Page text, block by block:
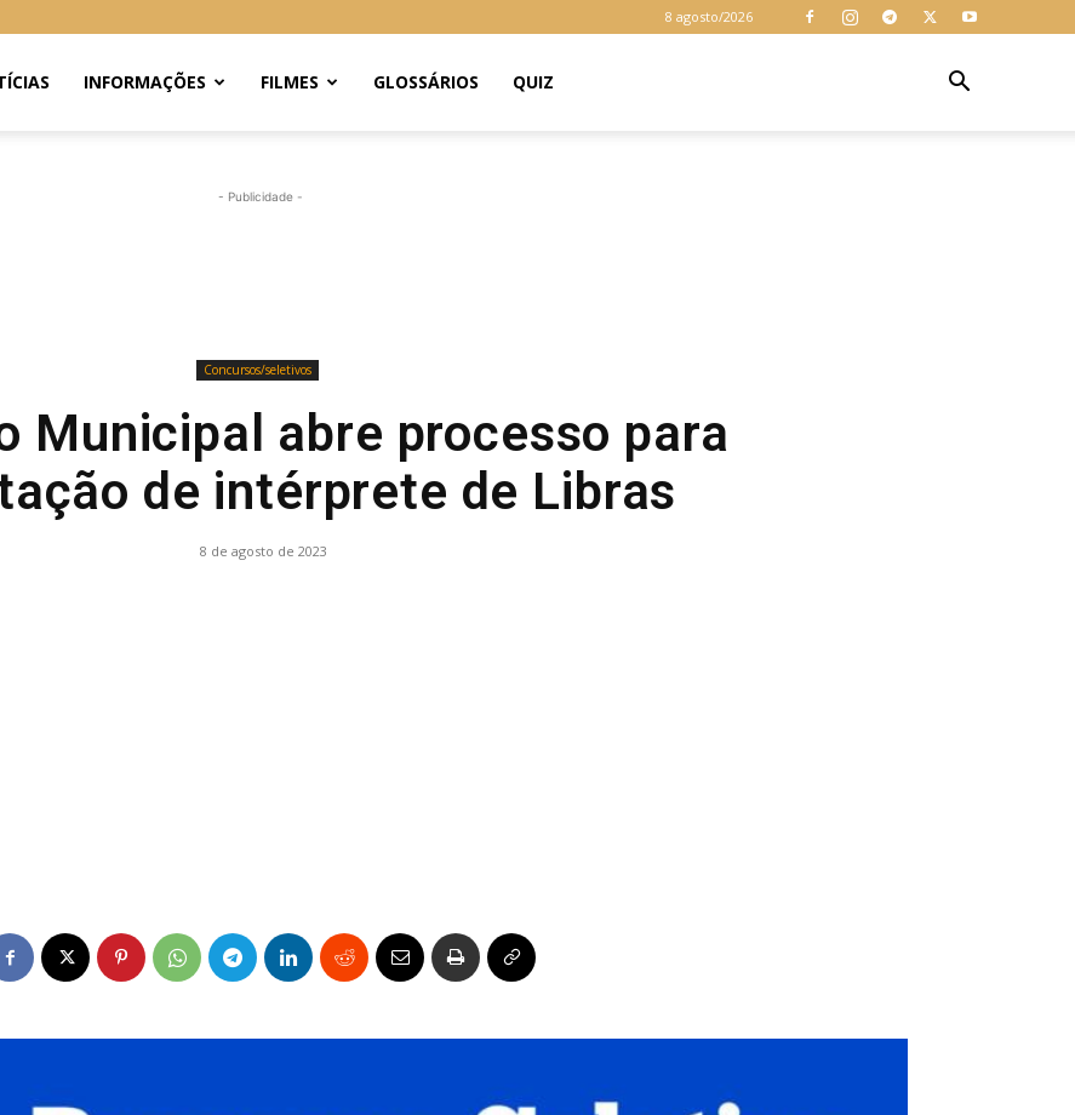
8 agosto/2026
INFORMAÇÕES FILMES GLOSSÁRIOS QUIZ
- Publicidade -
Concursos/seletivos
Municipal abre processo para
de intérprete de Libras
8 de agosto de 2023